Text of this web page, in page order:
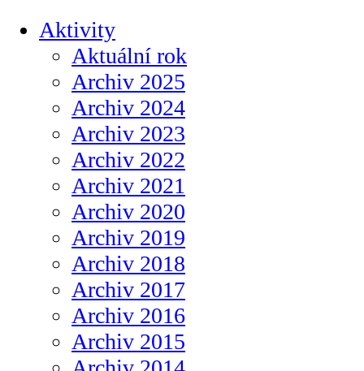
Aktivity
Aktuální rok
Archiv 2025
Archiv 2024
Archiv 2023
Archiv 2022
Archiv 2021
Archiv 2020
Archiv 2019
Archiv 2018
Archiv 2017
Archiv 2016
Archiv 2015